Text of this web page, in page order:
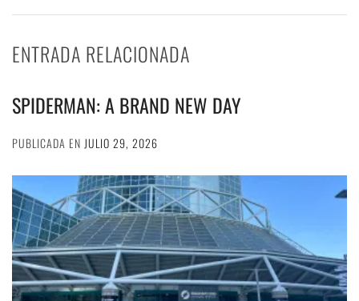
ENTRADA RELACIONADA
SPIDERMAN: A BRAND NEW DAY
PUBLICADA EN JULIO 29, 2026